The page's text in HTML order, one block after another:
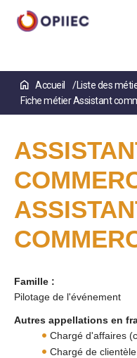
contenu
principal
Accueil
Liste des
Fiche métier Assistant
Famille :
Pilotage de l'événement
Autres appellations en
Chargé d'affaires
Chargé de clientèle